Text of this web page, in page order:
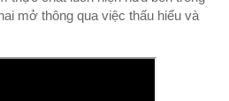
mở thông qua việc thấu hiểu và